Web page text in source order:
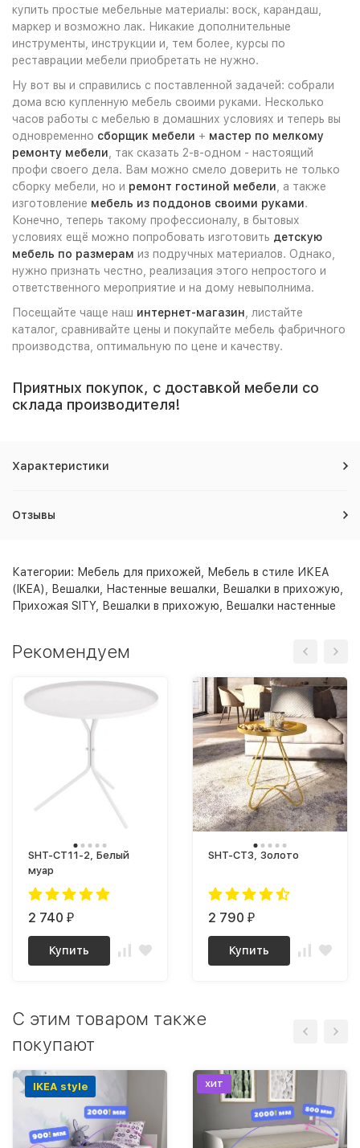
купить простые мебельные материалы: воск, карандаш,
маркер и возможно лак. Никакие дополнительные
инструменты, инструкции и, тем более, курсы по
реставрации мебели приобретать не нужно.
Ну вот вы и справились с поставленной задачей: собрали
дома всю купленную мебель своими руками. Несколько
часов работы с мебелью в домашних условиях и теперь вы
одновременно сборщик мебели + мастер по мелкому
ремонту мебели , так сказать 2-в-одном - настоящий
профи своего дела. Вам можно смело доверить не только
сборку мебели, но и ремонт гостиной мебели , а также
изготовление мебель из поддонов своими руками.
Конечно, теперь такому профессионалу, в бытовых
условиях ещё можно попробовать изготовить детскую
мебель по размерам из подручных материалов. Однако,
нужно признать честно, реализация этого непростого и
ответственного мероприятие и на дому невыполнима.
Посещайте чаще наш интернет-магазин , листайте
каталог, сравнивайте цены и покупайте мебель фабричного
производства, оптимальную по цене и качеству.
Приятных покупок, с доставкой мебели со
склада производителя!
Характеристики
Отзывы
Категории: Мебель для прихожей
Мебель в стиле ИКЕА
(IKEA)
Вешалки Настенные вешалки Вешалки в прихожую
Прихожая SITY, Вешалки в прихожую Вешалки настенные
Рекомендуем
SHT-CT11-2, Белый
муар
2 740 ₽
Купить
SHT-CT3, Золото
2 790 ₽
Купить
C этим товаром также
покупают
IKEA style хит